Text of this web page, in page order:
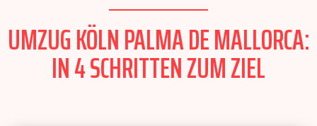
UMZUG KÖLN PALMA DE MALLORCA:
IN 4 SCHRITTEN ZUM ZIEL